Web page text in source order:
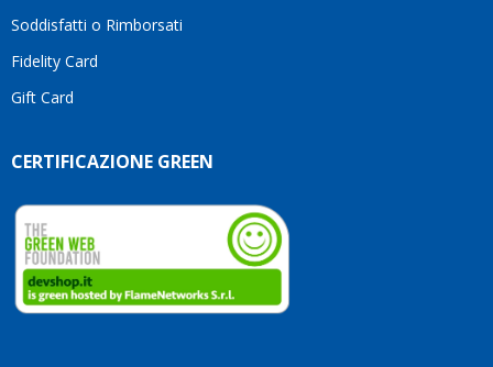
Soddisfatti o Rimborsati
Fidelity Card
Gift Card
CERTIFICAZIONE GREEN